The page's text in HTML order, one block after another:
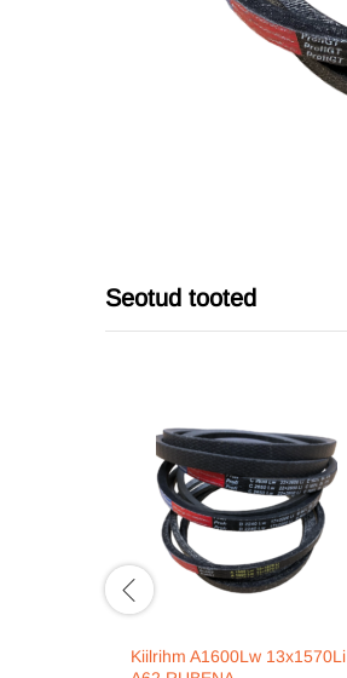
Seotud tooted
Kiilrihm A1600Lw 13x1570Li